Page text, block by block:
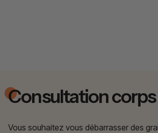
Consultation
Vous souhaitez vous débarrasser des